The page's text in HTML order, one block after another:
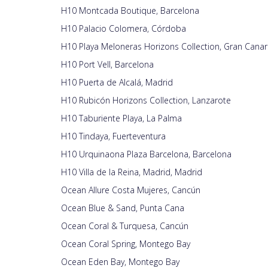
H10 Montcada Boutique, Barcelona
H10 Palacio Colomera, Córdoba
H10 Playa Meloneras Horizons Collection, Gran
H10 Port Vell, Barcelona
H10 Puerta de Alcalá, Madrid
H10 Rubicón Horizons Collection, Lanzarote
H10 Taburiente Playa, La Palma
H10 Tindaya, Fuerteventura
H10 Urquinaona Plaza Barcelona, Barcelona
H10 Villa de la Reina, Madrid, Madrid
Ocean Allure Costa Mujeres, Cancún
Ocean Blue & Sand, Punta Cana
Ocean Coral & Turquesa, Cancún
Ocean Coral Spring, Montego Bay
Ocean Eden Bay, Montego Bay